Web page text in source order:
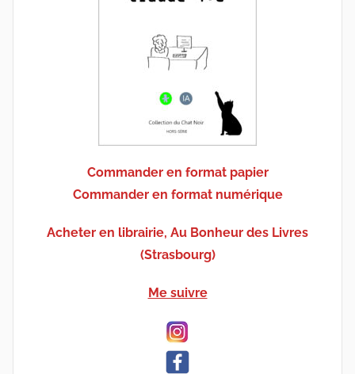
Commander en format papier
Commander en format numérique
Acheter en librairie, Au Bonheur des Livres
(Strasbourg)
Me suivre